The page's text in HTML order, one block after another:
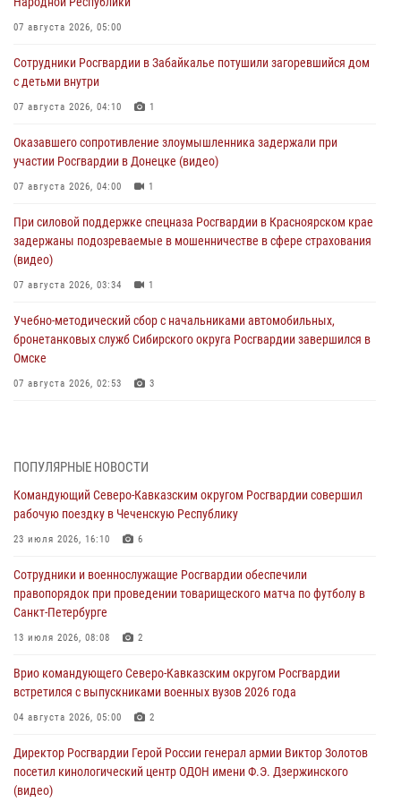
07 августа 2026, 05:00
Сотрудники Росгвардии в Забайкалье потушили загоревшийся дом
с детьми внутри
07 августа 2026, 04:10 1
Оказавшего сопротивление злоумышленника задержали при
участии Росгвардии в Донецке (видео)
07 августа 2026, 04:00 1
При силовой поддержке спецназа Росгвардии в Красноярском крае
задержаны подозреваемые в мошенничестве в сфере страхования
(видео)
07 августа 2026, 03:34 1
Учебно-методический сбор с начальниками автомобильных,
бронетанковых служб Сибирского округа Росгвардии завершился в
Омске
07 августа 2026, 02:53 3
В Нижнем Новгороде состоялось Всероссийское совещание-
семинар по вопросам развития вневедомственной охраны
06 августа 2026, 14:47 10 1
В Брянске сотрудники и военнослужащие Росгвардии почтили
память Героя России Олега Визнюка
В кинологическом центре Уральского округа Росгвардии почтили
память товарищей, погибших при исполнении воинского долга
В Центральном округе Росгвардии прошли мероприятия к
108‑летию генерала армии И.К. Яковлева
ПОПУЛЯРНЫЕ НОВОСТИ
Командующий Северо-Кавказским округом Росгвардии совершил
рабочую поездку в Чеченскую Республику
23 июля 2026, 16:10 6
Сотрудники и военнослужащие Росгвардии обеспечили
правопорядок при проведении товарищеского матча по футболу в
Санкт-Петербурге
13 июля 2026, 08:08 2
Врио командующего Северо-Кавказским округом Росгвардии
встретился с выпускниками военных вузов 2026 года
04 августа 2026, 05:00 2
Директор Росгвардии Герой России генерал армии Виктор Золотов
посетил кинологический центр ОДОН имени Ф.Э. Дзержинского
(видео)